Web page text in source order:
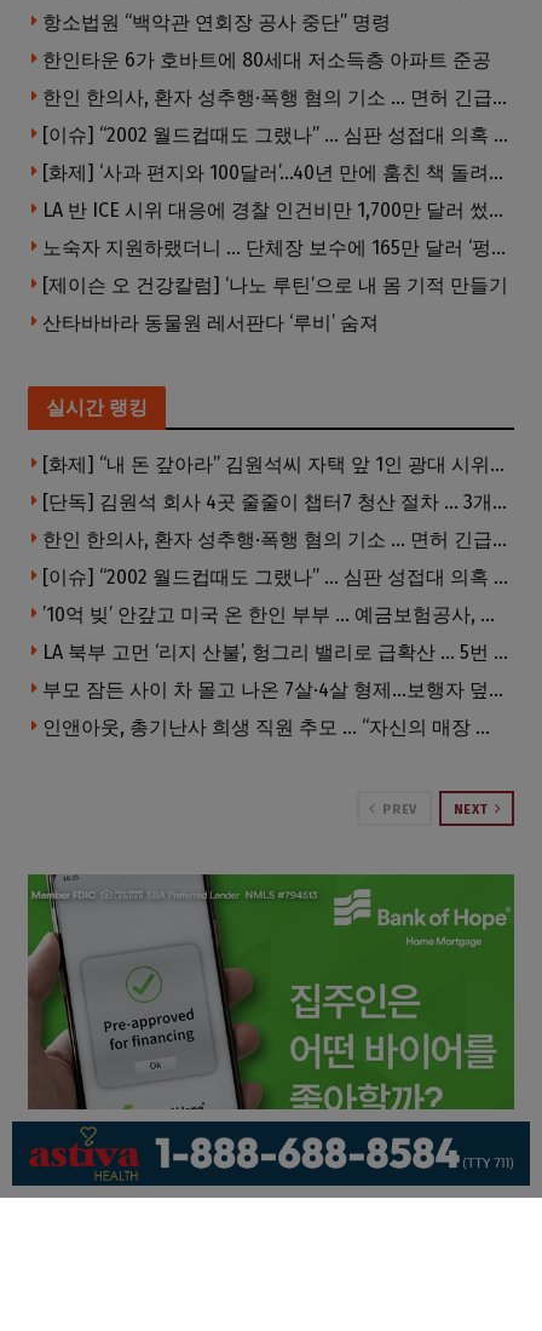
항소법원 “백악관 연회장 공사 중단” 명령
한인타운 6가 호바트에 80세대 저소득층 아파트 준공
한인 한의사, 환자 성추행·폭행 혐의 기소 … 면허 긴급정지
[이슈] “2002 월드컵때도 그랬나” … 심판 성접대 의혹 해외로 일파만파, 4강 신화까지 불똥
[화제] ‘사과 편지와 100달러’…40년 만에 훔친 책 돌려준 절도범
LA 반 ICE 시위 대응에 경찰 인건비만 1,700만 달러 썼다.
노숙자 지원하랬더니 … 단체장 보수에 165만 달러 ‘펑펑’
[제이슨 오 건강칼럼] ‘나노 루틴’으로 내 몸 기적 만들기
산타바바라 동물원 레서판다 ‘루비’ 숨져
실시간 랭킹
[화제] “내 돈 갚아라” 김원석씨 자택 앞 1인 광대 시위 … 한인 투자사, “108만 달러 못받아”
[단독] 김원석 회사 4곳 줄줄이 챕터7 청산 절차 … 3개 법인 같은 날 동시 파산 신청
한인 한의사, 환자 성추행·폭행 혐의 기소 … 면허 긴급정지
[이슈] “2002 월드컵때도 그랬나” … 심판 성접대 의혹 해외로 일파만파, 4강 신화까지 불똥
’10억 빚’ 안갚고 미국 온 한인 부부 … 예금보험공사, 미국서 소송
LA 북부 고먼 ‘리지 산불’, 헝그리 밸리로 급확산 … 5번 Fwy 양방향 전면 폐쇄
부모 잠든 사이 차 몰고 나온 7살·4살 형제…보행자 덮쳐 중태
인앤아웃, 총기난사 희생 직원 추모 … “자신의 매장 운영이 꿈이었다”
PREV NEXT